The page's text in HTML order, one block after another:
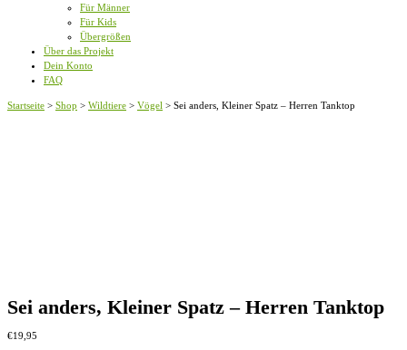
Für Männer
Für Kids
Übergrößen
Über das Projekt
Dein Konto
FAQ
Startseite > Shop > Wildtiere > Vögel > Sei anders, Kleiner Spatz – Herren Tanktop
Sei anders, Kleiner Spatz – Herren Tanktop
€19,95